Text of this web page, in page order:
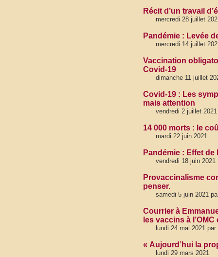
Récit d’un travail
mercredi 28 juillet
Pandémie : Levée
mercredi 14 juillet
Vaccination
Covid-19
dimanche 11 juillet
Covid-19 : Les
mais attention
vendredi 2 juillet 2021
14 000 morts : le
mardi 22 juin 2021
Pandémie : Effet
vendredi 18 juin 2021
Provaccinalisme
penser.
samedi 5 juin 2021
Courrier à
les vaccins à
lundi 24 mai 2021
« Aujourd’hui la
lundi 29 mars 2021